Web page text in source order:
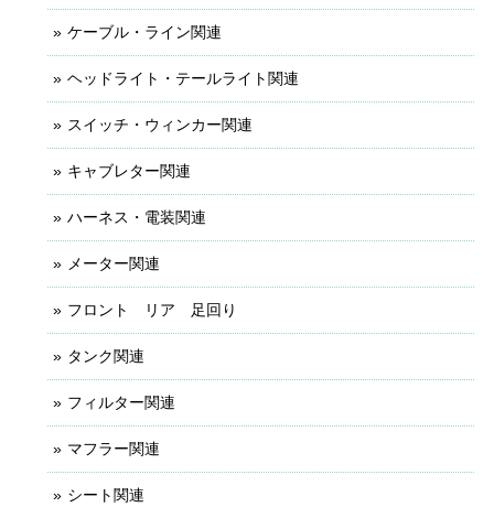
ケーブル・ライン関連
ヘッドライト・テールライト関連
スイッチ・ウィンカー関連
キャブレター関連
ハーネス・電装関連
メーター関連
フロント リア 足回り
タンク関連
フィルター関連
マフラー関連
シート関連